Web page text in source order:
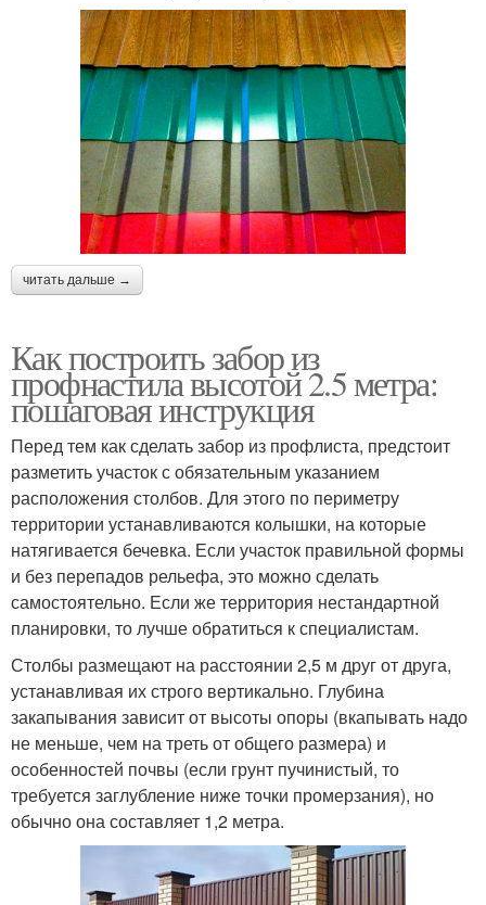
читать дальше →
Как построить забор из
профнастила высотой 2.5 метра:
пошаговая инструкция
Перед тем как сделать забор из профлиста, предстоит
разметить участок с обязательным указанием
расположения столбов. Для этого по периметру
территории устанавливаются колышки, на которые
натягивается бечевка. Если участок правильной формы
и без перепадов рельефа, это можно сделать
самостоятельно. Если же территория нестандартной
планировки, то лучше обратиться к специалистам.
Столбы размещают на расстоянии 2,5 м друг от друга,
устанавливая их строго вертикально. Глубина
закапывания зависит от высоты опоры (вкапывать надо
не меньше, чем на треть от общего размера) и
особенностей почвы (если грунт пучинистый, то
требуется заглубление ниже точки промерзания), но
обычно она составляет 1,2 метра.